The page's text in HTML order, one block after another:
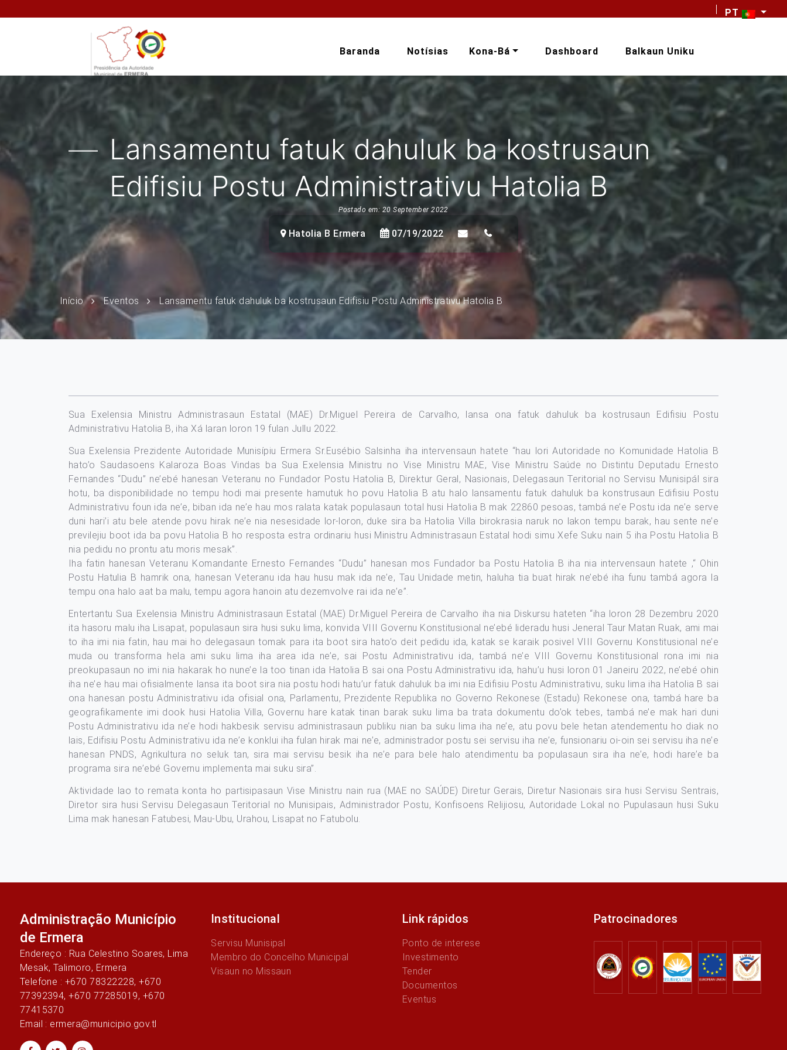
PT
Baranda Notísias Kona-Bá Dashboard Balkaun Uniku
Lansamentu fatuk dahuluk ba kostrusaun
Edifisiu Postu Administrativu Hatolia B
Postado em: 20 September 2022
Hatolia B Ermera 07/19/2022
Início Eventos Lansamentu fatuk dahuluk ba kostrusaun Edifisiu Postu Administrativu Hatolia B
Sua Exelensia Ministru Administrasaun Estatal (MAE) Dr.Miguel Pereira de Carvalho, lansa ona fatuk dahuluk ba kostrusaun Edifisiu Postu
Administrativu Hatolia B, iha Xá laran loron 19 fulan Jullu 2022.
Sua Exelensia Prezidente Autoridade Munisípiu Ermera Sr.Eusébio Salsinha iha intervensaun hatete “hau lori Autoridade no Komunidade Hatolia B
hato’o Saudasoens Kalaroza Boas Vindas ba Sua Exelensia Ministru no Vise Ministru MAE, Vise Ministru Saúde no Distintu Deputadu Ernesto
Fernandes “Dudu” ne’ebé hanesan Veteranu no Fundador Postu Hatolia B, Direktur Geral, Nasionais, Delegasaun Teritorial no Servisu Munisipál sira
hotu, ba disponibilidade no tempu hodi mai presente hamutuk ho povu Hatolia B atu halo lansamentu fatuk dahuluk ba konstrusaun Edifisiu Postu
Administrativu foun ida ne’e, biban ida ne’e hau mos ralata katak populasaun total husi Hatolia B mak 22860 pesoas, tambá ne’e Postu ida ne’e serve
duni hari’i atu bele atende povu hirak ne’e nia nesesidade lor-loron, duke sira ba Hatolia Villa birokrasia naruk no lakon tempu barak, hau sente ne’e
previlejiu boot ida ba povu Hatolia B ho resposta estra ordinariu husi Ministru Administrasaun Estatal hodi simu Xefe Suku nain 5 iha Postu Hatolia B
nia pedidu no prontu atu moris mesak”.
Iha fatin hanesan Veteranu Komandante Ernesto Fernandes “Dudu” hanesan mos Fundador ba Postu Hatolia B iha nia intervensaun hatete ,“ Ohin
Postu Hatulia B hamrik ona, hanesan Veteranu ida hau husu mak ida ne’e, Tau Unidade metin, haluha tia buat hirak ne’ebé iha funu tambá agora la
tempu ona halo aat ba malu, tempu agora hanoin atu dezemvolve rai ida ne’e”.
Entertantu Sua Exelensia Ministru Administrasaun Estatal (MAE) Dr.Miguel Pereira de Carvalho iha nia Diskursu hateten “iha loron 28 Dezembru 2020
ita hasoru malu iha Lisapat, populasaun sira husi suku lima, konvida VIII Governu Konstitusional ne’ebé lideradu husi Jeneral Taur Matan Ruak, ami mai
to iha imi nia fatin, hau mai ho delegasaun tomak para ita boot sira hato’o deit pedidu ida, katak se karaik posivel VIII Governu Konstitusional ne’e
muda ou transforma hela ami suku lima iha area ida ne’e, sai Postu Administrativu ida, tambá ne’e VIII Governu Konstitusional rona imi nia
preokupasaun no imi nia hakarak ho nune’e la too tinan ida Hatolia B sai ona Postu Administrativu ida, hahu’u husi loron 01 Janeiru 2022, ne’ebé ohin
iha ne’e hau mai ofisialmente lansa ita boot sira nia postu hodi hatu’ur fatuk dahuluk ba imi nia Edifisiu Postu Administrativu, suku lima iha Hatolia B sai
ona hanesan postu Administrativu ida ofisial ona, Parlamentu, Prezidente Republika no Governo Rekonese (Estadu) Rekonese ona, tambá hare ba
geografikamente imi dook husi Hatolia Villa, Governu hare katak tinan barak suku lima ba trata dokumentu do’ok tebes, tambá ne’e mak hari duni
Postu Administrativu ida ne’e hodi hakbesik servisu administrasaun publiku nian ba suku lima iha ne’e, atu povu bele hetan atendementu ho diak no
lais, Edifisiu Postu Administrativu ida ne’e konklui iha fulan hirak mai ne’e, administrador postu sei servisu iha ne’e, funsionariu oi-oin sei servisu iha ne’e
hanesan PNDS, Agrikultura no seluk tan, sira mai servisu besik iha ne’e para bele halo atendimentu ba populasaun sira iha ne’e, hodi hare’e ba
programa sira ne’ebé Governu implementa mai suku sira”.
Aktividade lao to remata konta ho partisipasaun Vise Ministru nain rua (MAE no SAÚDE) Diretur Gerais, Diretur Nasionais sira husi Servisu Sentrais,
Diretor sira husi Servisu Delegasaun Teritorial no Munisipais, Administrador Postu, Konfisoens Relijiosu, Autoridade Lokal no Pupulasaun husi Suku
Lima mak hanesan Fatubesi, Mau-Ubu, Urahou, Lisapat no Fatubolu.
Administração Município
de Ermera
Endereço : Rua Celestino Soares, Lima
Mesak, Talimoro, Ermera
Telefone : +670 78322228, +670
77392394, +670 77285019, +670
77415370
Email : ermera@municipio.gov.tl
Institucional
Servisu Munisipal
Membro do Concelho Municipal
Visaun no Missaun
Link rápidos
Ponto de interese
Investimento
Tender
Documentos
Eventus
Patrocinadores